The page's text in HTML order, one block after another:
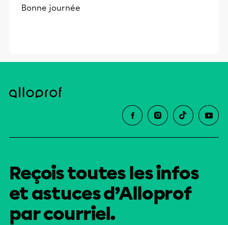
Bonne journée
Reçois toutes les infos
et astuces d’Alloprof
par courriel.